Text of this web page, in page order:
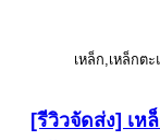
เหล็ก เหล็กต
[รีวิวจัดส่ง] เ